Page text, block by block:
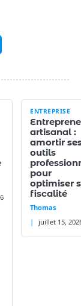
ENTREPRISE
artisanal :
amortir
outils
pour
optimiser
fiscalité
Thomas
juillet 15,